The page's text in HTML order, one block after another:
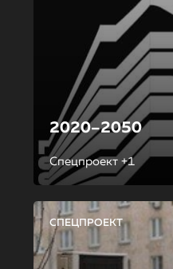
2020–2050
Спецпроект +1
СПЕЦПРОЕКТ